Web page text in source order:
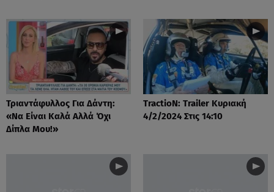
Τριαντάφυλλος Για Δάντη:
«Να Είναι Καλά Αλλά Όχι
Δίπλα Μου!»
TractioN: Trailer Κυριακή
4/2/2024 Στις 14:10